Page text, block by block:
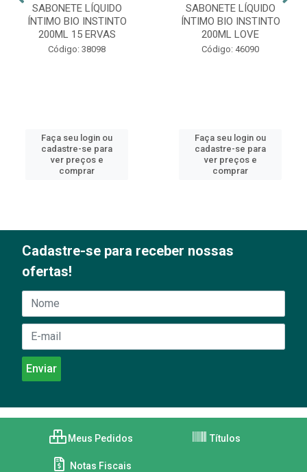
SABONETE LÍQUIDO
ÍNTIMO BIO INSTINTO
200ML 15 ERVAS
Código: 38098
Faça seu login ou
cadastre-se para
ver preços e
comprar
SABONETE LÍQUIDO
ÍNTIMO BIO INSTINTO
200ML LOVE
Código: 46090
Faça seu login ou
cadastre-se para
ver preços e
comprar
Cadastre-se para receber nossas
ofertas!
Meus Pedidos Títulos
Notas Fiscais